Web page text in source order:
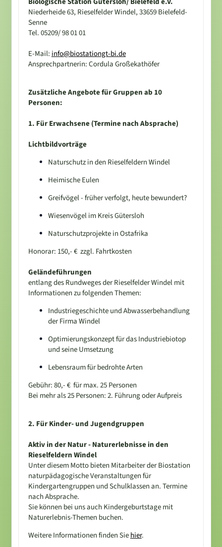
Niederheide 63, Rieselfelder Windel, 33659 Bielefeld-
Senne
Tel. 05209/ 98 01 01
E-Mail: info@biostationgt-bi.de
Ansprechpartnerin: Cordula Großekathöfer
Zusätzliche Angebote für Gruppen ab 10
Personen:
1. Für Erwachsene (Termine nach Absprache)
Lichtbildvorträge
Naturschutz in den Rieselfeldern Windel
Heimische Eulen
Greifvögel - früher verfolgt, heute bewundert?
Wiesenvögel im Kreis Gütersloh
Naturschutzprojekte in Ostafrika
Honorar: 150,- € zzgl. Fahrtkosten
Geländeführungen
entlang des Rundweges der Rieselfelder Windel mit
Informationen zu folgenden Themen:
Industriegeschichte und Abwasserbehandlung
der Firma Windel
Optimierungskonzept für das Industriebiotop
und seine Umsetzung
Lebensraum für bedrohte Arten
Gebühr: 80,- € für max. 25 Personen
Bei mehr als 25 Personen: 2. Führung oder Aufpreis
2. Für Kinder- und Jugendgruppen
Aktiv in der Natur - Naturerlebnisse in den
Rieselfeldern Windel
Unter diesem Motto bieten Mitarbeiter der Biostation
naturpädagogische Veranstaltungen für
Kindergartengruppen und Schulklassen an. Termine
nach Absprache.
Sie können bei uns auch Kindergeburtstage mit
Naturerlebnis-Themen buchen.
Weitere Informationen finden Sie hier.